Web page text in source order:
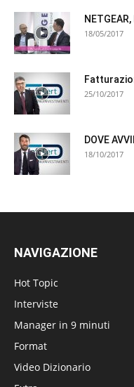
NETGEAR,
18/05/2017
25/10/2017
DOVE
18/10/2017
NAVIGAZIONE
Hot Topic
Interviste
Manager in 9 minuti
Format
Video Dizionario